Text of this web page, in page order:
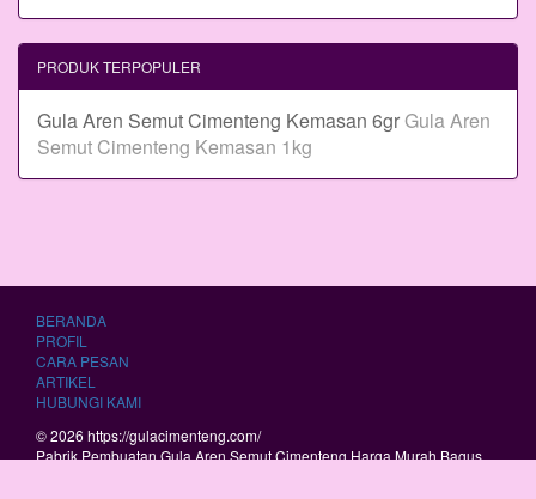
PRODUK TERPOPULER
Gula Aren Semut Cimenteng Kemasan 6grGula Aren
Semut Cimenteng Kemasan 1kg
BERANDA
PROFIL
CARA PESAN
ARTIKEL
HUBUNGI KAMI
© 2026 https://gulacimenteng.com/
Pabrik Pembuatan Gula Aren Semut Cimenteng Harga Murah Bagus